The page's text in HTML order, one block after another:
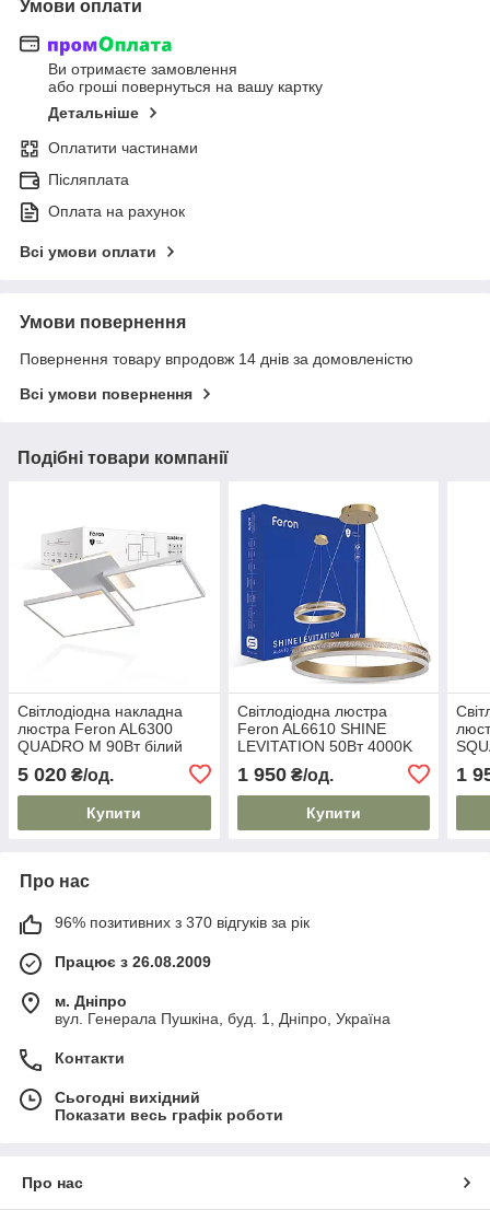
Умови оплати
Ви отримаєте замовлення
або гроші повернуться на вашу картку
Детальніше
Оплатити частинами
Післяплата
Оплата на рахунок
Всі умови оплати
Умови повернення
Повернення товару впродовж 14 днів за домовленістю
Всі умови повернення
Подібні товари компанії
Світлодіодна накладна
люстра Feron AL6300
QUADRO M 90Вт білий
5 020 ₴/од.
Купити
Світлодіодна люстра
Feron AL6610 SHINE
LEVITATION 50Вт 4000K
1 950₴/од.
Купити
1
Про нас
96% позитивних з 370 відгуків за рік
Працює з 26.08.2009
м. Дніпро
вул. Генерала Пушкіна, буд. 1, Дніпро, Україна
Контакти
Сьогодні вихідний
Показати весь графік роботи
Про нас